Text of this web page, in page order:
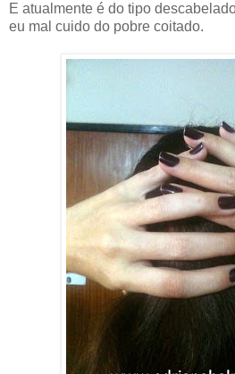
E atualmente é do tipo
eu mal cuido do pobre coitado.